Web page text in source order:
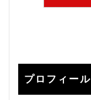
プロフィール